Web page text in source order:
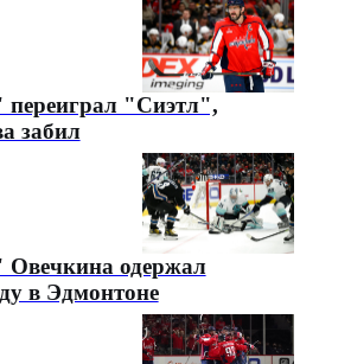
"Сиэтл",
забил
одержал
в Эдмонтоне